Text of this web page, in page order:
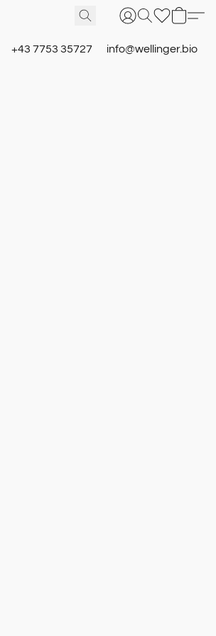
+43 7753 35727 info@wellinger.bio